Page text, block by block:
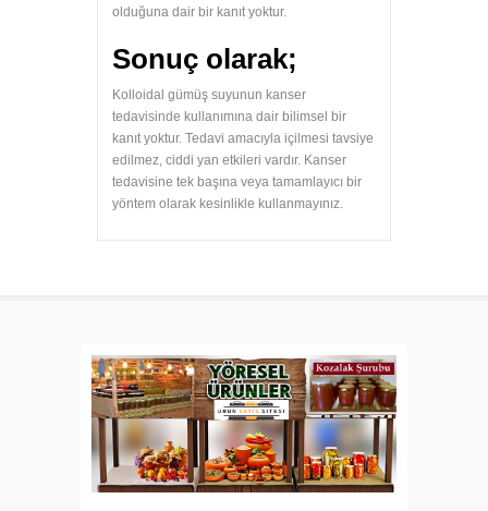
olduğuna dair bir kanıt yoktur.
Sonuç olarak;
Kolloidal gümüş suyunun kanser
tedavisinde kullanımına dair bilimsel bir
kanıt yoktur. Tedavi amacıyla içilmesi tavsiye
edilmez, ciddi yan etkileri vardır. Kanser
tedavisine tek başına veya tamamlayıcı bir
yöntem olarak kesinlikle kullanmayınız.